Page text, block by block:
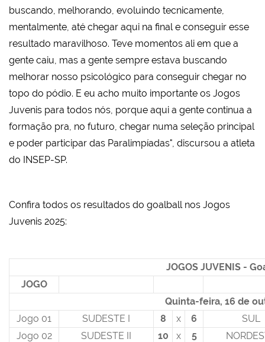
buscando, melhorando, evoluindo tecnicamente,
mentalmente, até chegar aqui na final e conseguir esse
resultado maravilhoso. Teve momentos ali em que a
gente caiu, mas a gente sempre estava buscando
melhorar nosso psicológico para conseguir chegar no
topo do pódio. E eu acho muito importante os Jogos
Juvenis para todos nós, porque aqui a gente continua a
formação pra, no futuro, chegar numa seleção principal
e poder participar das Paralimpíadas", discursou a atleta
do INSEP-SP.
Confira todos os resultados do goalball nos Jogos
Juvenis 2025:
JOGOS JUVENIS -
JOGO
Quinta-feira, 16 de
Jogo 01
SUDESTE I 8 x 6
SUL
Jogo 02
SUDESTE II 10 x 5